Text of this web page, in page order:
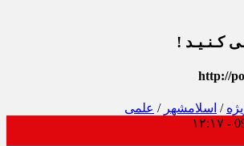
کـنـیـد !
http://
/ اسلامشهر / علمی